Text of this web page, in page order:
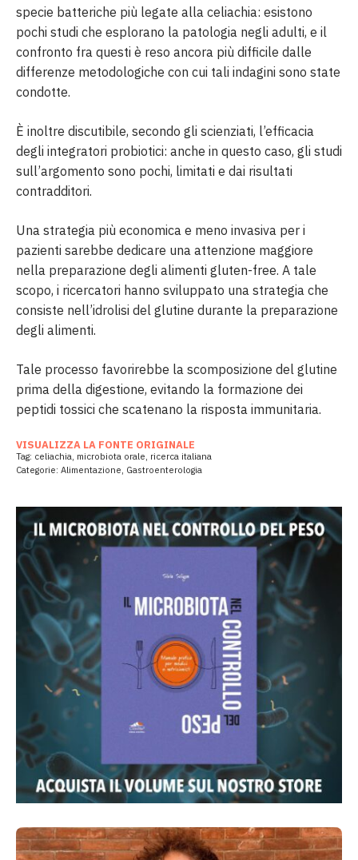
specie batteriche più legate alla celiachia: esistono
pochi studi che esplorano la patologia negli adulti, e il
confronto fra questi è reso ancora più difficile dalle
differenze metodologiche con cui tali indagini sono state
condotte.
È inoltre discutibile, secondo gli scienziati, l’efficacia
degli integratori probiotici: anche in questo caso, gli studi
sull’argomento sono pochi, limitati e dai risultati
contradditori.
Una strategia più economica e meno invasiva per i
pazienti sarebbe dedicare una attenzione maggiore
nella preparazione degli alimenti gluten-free. A tale
scopo, i ricercatori hanno sviluppato una strategia che
consiste nell’idrolisi del glutine durante la preparazione
degli alimenti.
Tale processo favorirebbe la scomposizione del glutine
prima della digestione, evitando la formazione dei
peptidi tossici che scatenano la risposta immunitaria.
VISUALIZZA LA FONTE ORIGINALE
Tag: celiachia, microbiota orale, ricerca italiana
Categorie: Alimentazione, Gastroenterologia